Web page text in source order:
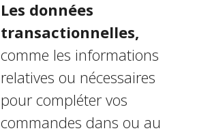
Les données
transactionnelles,
comme les informations
relatives ou nécessaires
pour compléter vos
commandes dans ou au